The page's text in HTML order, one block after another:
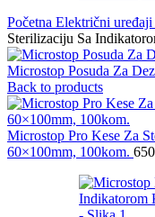
Početna Električni uređaji
Sterilizaciju Sa
Microstop Posuda Za
Back to products
Microstop Pro Kese Za
60×100mm, 100kom.